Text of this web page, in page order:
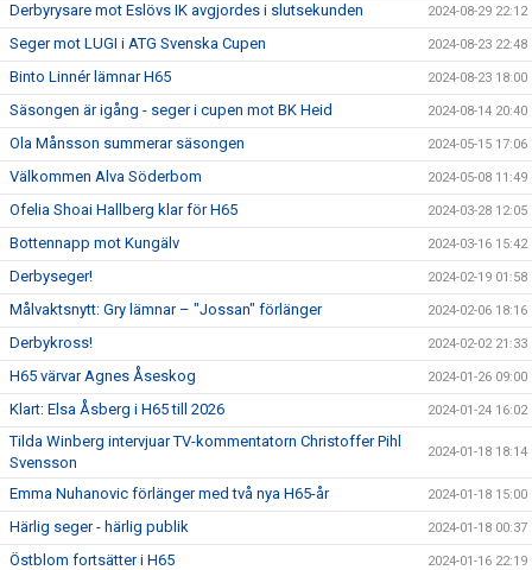
Derbyrysare mot Eslövs IK avgjordes i slutsekunden 2024-08-29 22:12
Seger mot LUGI i ATG Svenska Cupen 2024-08-23 22:48
Binto Linnér lämnar H65 2024-08-23 18:00
Säsongen är igång - seger i cupen mot BK Heid 2024-08-14 20:40
Ola Månsson summerar säsongen 2024-05-15 17:06
Välkommen Alva Söderbom 2024-05-08 11:49
Ofelia Shoai Hallberg klar för H65 2024-03-28 12:05
Bottennapp mot Kungälv 2024-03-16 15:42
Derbyseger! 2024-02-19 01:58
Målvaktsnytt: Gry lämnar – "Jossan" förlänger 2024-02-06 18:16
Derbykross! 2024-02-02 21:33
H65 värvar Agnes Åseskog 2024-01-26 09:00
Klart: Elsa Åsberg i H65 till 2026 2024-01-24 16:02
Tilda Winberg intervjuar TV-kommentatorn Christoffer Pihl
Svensson
2024-01-18 18:14
Emma Nuhanovic förlänger med två nya H65-år 2024-01-18 15:00
Härlig seger - härlig publik 2024-01-18 00:37
Östblom fortsätter i H65 2024-01-16 22:19